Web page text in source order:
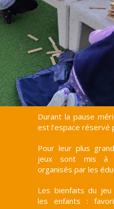
Durant la pause
est l’espace réservé
Pour leur plus
jeux sont mis à
organisés par les
Les bienfaits du
les enfants :